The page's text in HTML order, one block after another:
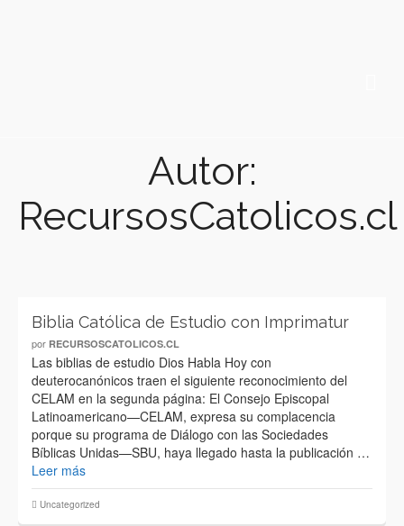
Autor:
RecursosCatolicos.cl
Biblia Católica de Estudio con Imprimatur
por RECURSOSCATOLICOS.CL
Las biblias de estudio Dios Habla Hoy con
deuterocanónicos traen el siguiente reconocimiento del
CELAM en la segunda página: El Consejo Episcopal
Latinoamericano—CELAM, expresa su complacencia
porque su programa de Diálogo con las Sociedades
Bíblicas Unidas—SBU, haya llegado hasta la publicación …
Leer más
Uncategorized